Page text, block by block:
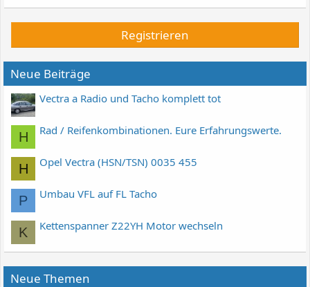
Registrieren
Neue Beiträge
Vectra a Radio und Tacho komplett tot
H Rad / Reifenkombinationen. Eure Erfahrungswerte.
H Opel Vectra (HSN/TSN) 0035 455
P Umbau VFL auf FL Tacho
K Kettenspanner Z22YH Motor wechseln
Neue Themen